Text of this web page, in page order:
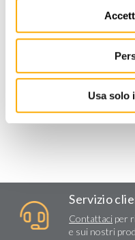
Usa solo
Servizio
Contattaci per
e sui nostri